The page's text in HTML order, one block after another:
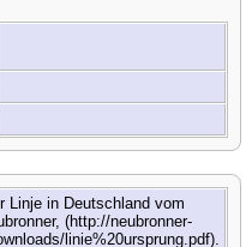
Linje in Deutschland vom
(http://neubronner-
linie%20ursprung.pdf).